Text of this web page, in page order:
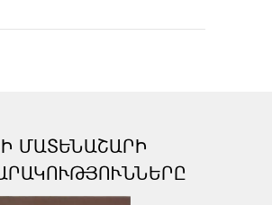
ՄԱՏԵՆԱՇԱՐԻ